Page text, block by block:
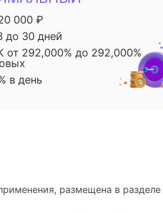
000 ₽
до 30 дней
от 292,000% до 292,000%
в день
размещена в разделе